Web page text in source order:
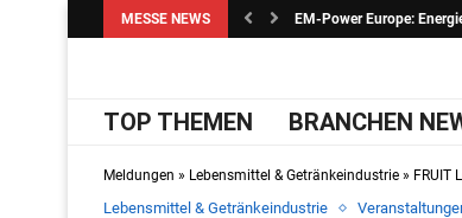
MESSE NEWS EM-Power Europe:
TOP THEMEN BRANCHEN
Meldungen » Lebensmittel & Getränkeindustrie » FRUIT
Lebensmittel & Getränkeindustrie